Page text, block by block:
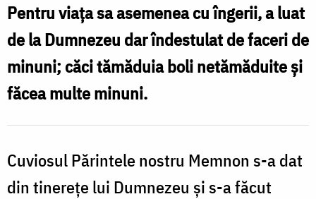
făcătorul
de
minuni
Pentru viața sa asemenea cu îngerii, a luat
de la Dumnezeu dar îndestulat de faceri de
minuni; căci tămăduia boli netămăduite și
făcea multe minuni.
Cuviosul Părintele nostru Memnon s-a dat
din tinerețe lui Dumnezeu și s-a făcut